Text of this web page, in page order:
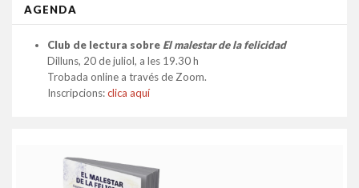
AGENDA
Club de lectura sobre El malestar de la felicidad
Dilluns, 20 de juliol, a les 19.30 h
Trobada online a través de Zoom.
Inscripcions:clica aquí